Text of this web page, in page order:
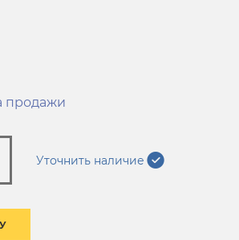
продажи
Уточнить наличие